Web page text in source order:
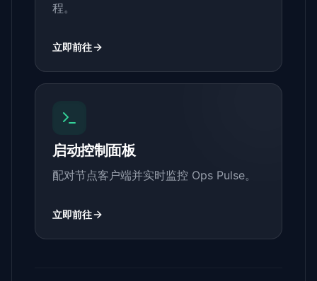
程。
立即前往
启动控制面板
配对节点客户端并实时监控 Ops Pulse。
立即前往